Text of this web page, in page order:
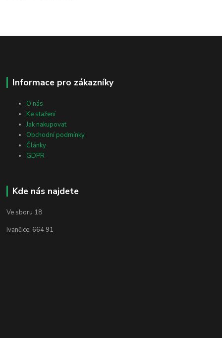
Informace pro zákazníky
O nás
Ke stažení
Jak nakupovat
Obchodní podmínky
Články
GDPR
Kde nás najdete
Ve sboru 18
Ivančice, 664 91